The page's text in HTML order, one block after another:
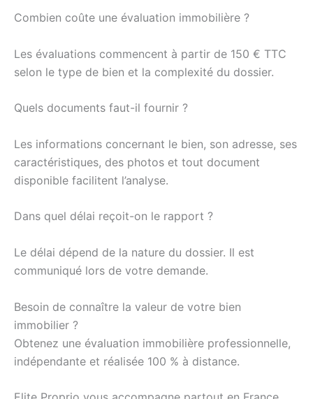
Combien coûte une évaluation immobilière ?
Les évaluations commencent à partir de 150 € TTC
selon le type de bien et la complexité du dossier.
Quels documents faut-il fournir ?
Les informations concernant le bien, son adresse, ses
caractéristiques, des photos et tout document
disponible facilitent l’analyse.
Dans quel délai reçoit-on le rapport ?
Le délai dépend de la nature du dossier. Il est
communiqué lors de votre demande.
Besoin de connaître la valeur de votre bien
immobilier ?
Obtenez une évaluation immobilière professionnelle,
indépendante et réalisée 100 % à distance.